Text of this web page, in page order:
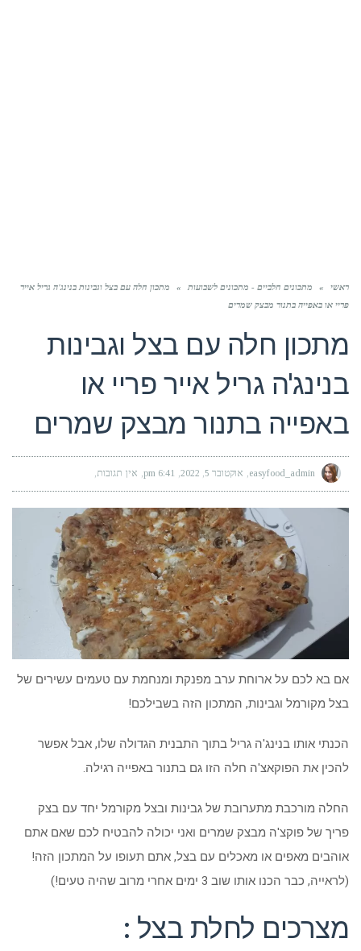
ראשי » מתכונים חלביים - מתכונים לשבועות »
מתכון חלה עם בצל וגבינות בנינג'ה גריל אייר
פריי או באפייה בתנור מבצק שמרים
מתכון חלה עם בצל וגבינות
בנינג'ה גריל אייר פריי או
באפייה בתנור מבצק שמרים
easyfood_admin אוקטובר 5, 2022 6:41 pm אין תגובות
אם בא לכם על ארוחת ערב מפנקת ומנחמת עם טעמים עשירים של
בצל מקורמל וגבינות, המתכון הזה בשבילכם!
הכנתי אותו בנינג'ה גריל בתוך התבנית הגדולה שלו, אבל אפשר
להכין את הפוקאצ'ה חלה הזו גם בתנור באפייה רגילה.
החלה מורכבת מתערובת של גבינות ובצל מקורמל יחד עם בצק
פריך של פוקצ'ה מבצק שמרים ואני יכולה להבטיח לכם שאם אתם
אוהבים מאפים או מאכלים עם בצל, אתם תעופו על המתכון הזה!
(לראייה, כבר הכנו אותו שוב 3 ימים אחרי מרוב שהיה טעים!)
מצרכים לחלת בצל :